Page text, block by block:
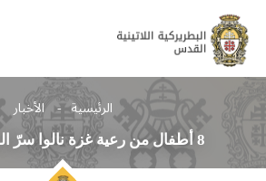
الرئيسية الأخبار
8 أطفال من رعية غزة نالوا سرّ المناولة الأولى